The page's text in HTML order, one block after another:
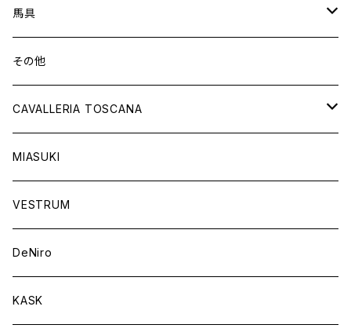
シャツ
オーダーロングブーツ
ショートブーツ
チャップス
ベルト
グローブ
ソックス
キャップ
アスコットタイ
バッグ
ネクタイ
馬具
サドルパッド
イヤーネット
バンデージ
ラグ
その他
CAVALLERIA TOSCANA
レディス
競技用ジャケット
キュロット
メンズ
競技用ジャケット
キュロット
MIASUKI
VESTRUM
DeNiro
KASK